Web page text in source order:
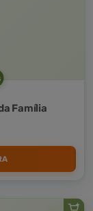
Família